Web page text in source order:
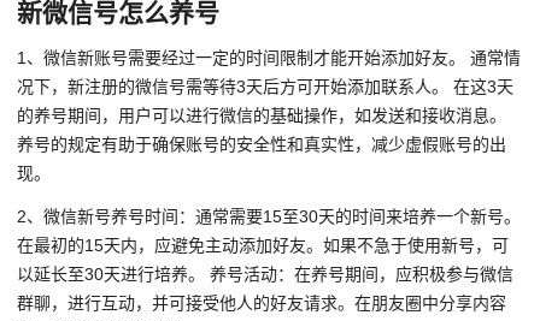
新微信号怎么养号
1、微信新账号需要经过一定的时间限制才能开始添加好友。 通常情
况下，新注册的微信号需等待3天后方可开始添加联系人。 在这3天
的养号期间，用户可以进行微信的基础操作，如发送和接收消息。
养号的规定有助于确保账号的安全性和真实性，减少虚假账号的出
现。
2、微信新号养号时间：通常需要15至30天的时间来培养一个新号。
在最初的15天内，应避免主动添加好友。如果不急于使用新号，可
以延长至30天进行培养。 养号活动：在养号期间，应积极参与微信
群聊，进行互动，并可接受他人的好友请求。在朋友圈中分享内容